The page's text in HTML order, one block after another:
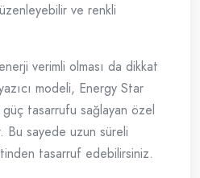
ve renkli
verimli olması da dikkat
modeli, Energy Star
tasarrufu sağlayan özel
Bu sayede uzun süreli
tasarruf edebilirsiniz.